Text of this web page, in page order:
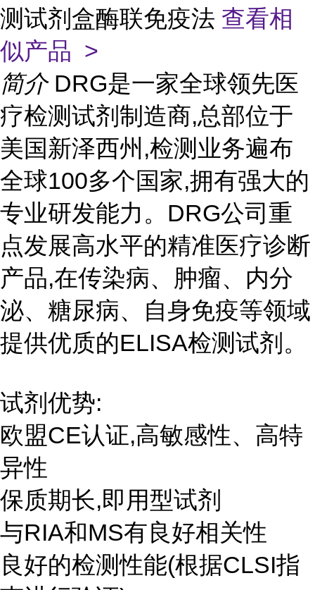
测试剂盒酶联免疫法 查看相
似产品 >
简介 DRG是一家全球领先医
疗检测试剂制造商,总部位于
美国新泽西州,检测业务遍布
全球100多个国家,拥有强大的
专业研发能力。DRG公司重
点发展高水平的精准医疗诊断
产品,在传染病、肿瘤、内分
泌、糖尿病、自身免疫等领域
提供优质的ELISA检测试剂。
试剂优势:
欧盟CE认证,高敏感性、高特
异性
保质期长,即用型试剂
与RIA和MS有良好相关性
良好的检测性能(根据CLSI指